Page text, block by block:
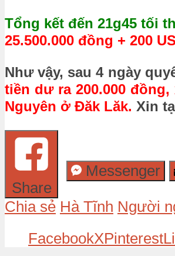
Tổng kết đến 21g45 tối
25.500.000 đồng + 200
Như vậy, sau 4 ngày
tiền dư ra 200.000
Nguyên ở Đăk Lăk. Xin
Share
Messenger
Chia sẻ Hà Tĩnh Người
FacebookXPinterest